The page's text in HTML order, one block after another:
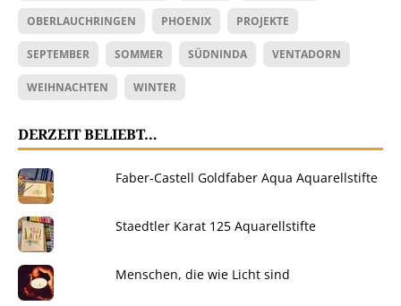
OBERLAUCHRINGEN PHOENIX PROJEKTE
SEPTEMBER SOMMER SÜDNINDA VENTADORN
WEIHNACHTEN WINTER
DERZEIT BELIEBT…
Faber-Castell Goldfaber Aqua Aquarellstifte
Staedtler Karat 125 Aquarellstifte
Menschen, die wie Licht sind